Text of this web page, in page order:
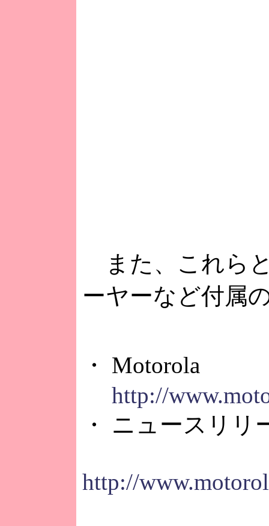
また、これら
ーヤーなど付属
・ Motorola
http://
・ ニュースリリ
http://